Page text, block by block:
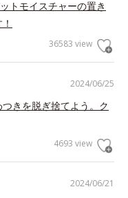
トモイスチャーの置き
36583 view
2024/06/25
きを脱ぎ捨てよう。ク
4693 view
2024/06/21